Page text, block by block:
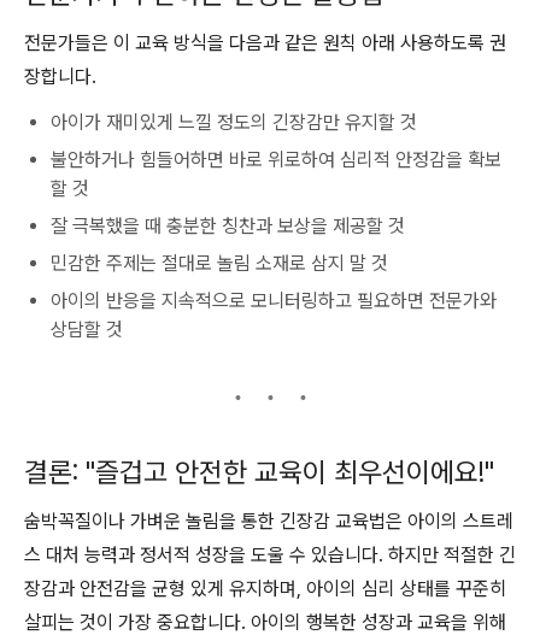
전문가들은 이 교육 방식을 다음과 같은 원칙 아래 사용하도록 권
장합니다.
아이가 재미있게 느낄 정도의 긴장감만 유지할 것
불안하거나 힘들어하면 바로 위로하여 심리적 안정감을 확보
할 것
잘 극복했을 때 충분한 칭찬과 보상을 제공할 것
민감한 주제는 절대로 놀림 소재로 삼지 말 것
아이의 반응을 지속적으로 모니터링하고 필요하면 전문가와
상담할 것
결론: "즐겁고 안전한 교육이 최우선이에요!"
숨박꼭질이나 가벼운 놀림을 통한 긴장감 교육법은 아이의 스트레
스 대처 능력과 정서적 성장을 도울 수 있습니다. 하지만 적절한 긴
장감과 안전감을 균형 있게 유지하며, 아이의 심리 상태를 꾸준히
살피는 것이 가장 중요합니다. 아이의 행복한 성장과 교육을 위해